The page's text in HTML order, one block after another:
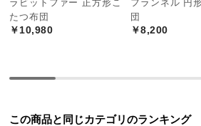
中
型
商
に
ラビットファー 正方形こ
たつ布団
￥10,980
フランネル 円
団
￥8,200
この商品と同じカテゴリのランキング